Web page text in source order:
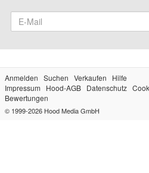
Anmelden Suchen Verkaufen
Hilfe
Impressum
Hood-AGB Datenschutz
Bewertungen
© 1999-2026 Hood Media GmbH